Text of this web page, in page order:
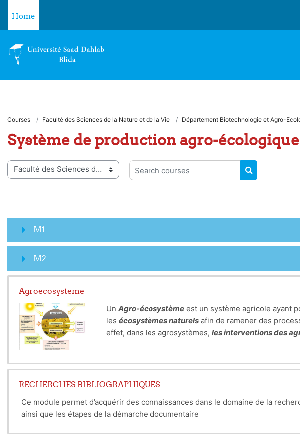
Home
Courses Faculté des Sciences de la Nature et de la Vie Département Biotechnologie et Agro-
Système de production agro-écologique
Search courses
SEARCH
M1
M2
Agroecosysteme
Un Agro-écosystème est un système agricole ayant
les écosystèmes naturels afin de ramener des
effet, dans les agrosystèmes, les interventions des
RECHERCHES BIBLIOGRAPHIQUES
Ce module permet d’acquérir des connaissances dans le domaine de la
ainsi que les étapes de la démarche documentaire